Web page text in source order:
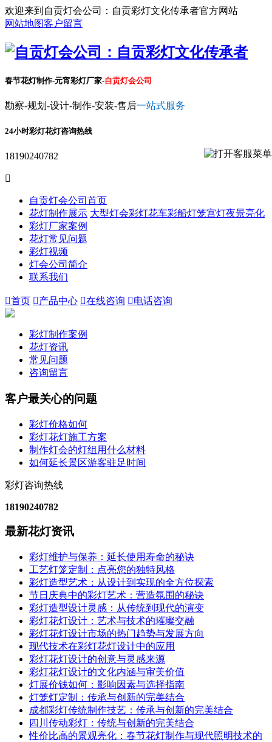
欢迎来到自贡灯会公司：自贡彩灯文化传承者官方网站
网站地图客户留言
春节花灯制作-元宵彩灯厂家-自贡灯会公司
勘察-规划-设计-制作-安装-售后一站式服务
24小时彩灯花灯咨询热线
18190240782

自贡灯会公司首页
花灯制作展示 大型灯会彩灯花车彩船灯笼宫灯夜景亮化
彩灯厂家案例
花灯常见问题
彩灯视频
灯会公司简介
联系我们
首页 产品中心 在线咨询 电话咨询
彩灯制作案例
花灯资讯
常见问题
咨询留言
客户最关心的问题
彩灯价格如何
彩灯花灯施工方案
制作灯会的灯组用什么材料
如何延长景区游客驻足时间
彩灯咨询热线
18190240782
最新花灯资讯
彩灯维护与保养：延长使用寿命的秘诀
工艺灯笼定制：点亮您的独特风格
彩灯造型艺术：从设计到实现的全方位探索
节日庆典中的彩灯艺术：营造氛围的秘诀
彩灯造型设计灵感：从传统到现代的演变
彩灯花灯设计：艺术与技术的璀璨交融
彩灯花灯设计市场的热门趋势与发展方向
现代技术在彩灯花灯设计中的应用
彩灯花灯设计的创意与灵感来源
彩灯花灯设计的文化内涵与审美价值
灯展价钱如何：影响因素与选择指南
灯笼灯定制：传承与创新的完美结合
成都彩灯传统制作技艺：传承与创新的完美结合
四川传动彩灯：传统与创新的完美结合
性价比高的景观亮化：春节花灯制作与现代照明技术的